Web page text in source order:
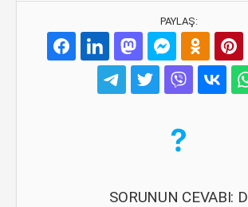
PAYLAŞ:
SORUNUN CEVABI: D